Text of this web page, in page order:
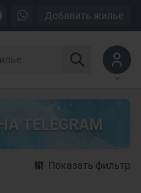
Добавить жилье
TELEGRAM
Показать фильтр